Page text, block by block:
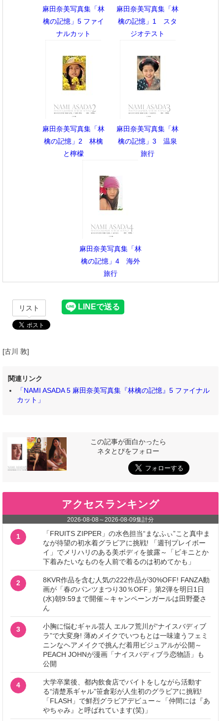
麻田奈美写真集「林
檎の記憶」5 ファイ
ナルカット
麻田奈美写真集「林
檎の記憶」1 スタ
ジオテスト
麻田奈美写真集「林
檎の記憶」2 林檎
と檸檬
麻田奈美写真集「林
檎の記憶」3 温泉
旅行
麻田奈美写真集「林
檎の記憶」4 海外
旅行
リスト
[古川 敦]
関連リンク
「NAMI ASADA 5 麻田奈美写真集『林檎の記憶』5 ファイナル
カット」
この記事が面白かったら
ネタとぴをフォロー
アクセスランキング
2026-08-08 ～2026-08-09集計分
1
「FRUITS ZIPPER」の水色担当“まなふぃ”こと真中ま
なが待望の初水着グラビアに挑戦! 「週刊プレイボー
イ」でメリハリのある美ボディを披露～「ビキニとか
下着みたいなものを人前で着るのは初めてかも」
2
8KVR作品を含む人気の222作品が30%OFF! FANZA動
画が「春のパンツまつり30％OFF」第2弾を明日1日
(水)朝9:59まで開催～キャンペーンガールは田野憂さ
ん
3
小胸に悩むギャル芸人 エルフ荒川が“ナイスバディブ
ラ”で大変身! 薄めメイクでいつもとは一味違うフェミ
ニンなヘアメイクで挑んだ着用ビジュアルが公開～
PEACH JOHNが漫画「ナイスバディブラ恋物語」も
公開
4
大学卒業後、都内飲食店でバイトをしながら活動す
る“清楚系ギャル”笹倉彩が人生初のグラビアに挑戦!
「FLASH」で鮮烈グラビアデビュー～「仲間には『あ
やちゃみ』と呼ばれています(笑)」